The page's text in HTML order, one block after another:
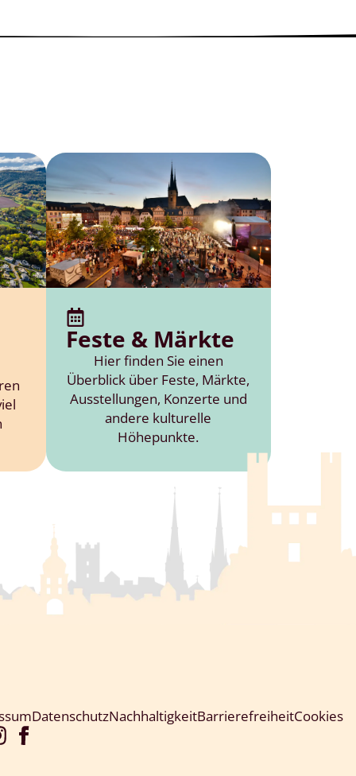
Feste & Märkte
Hier finden Sie einen
Überblick über Feste, Märkte,
Ausstellungen, Konzerte und
andere kulturelle
Höhepunkte.
DatenschutzNachhaltigkeitBarrierefreiheitCookies